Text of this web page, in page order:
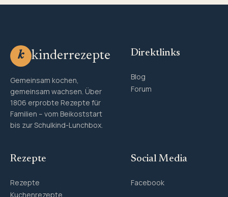
k kinderrezepte
Gemeinsam kochen,
gemeinsam wachsen. Über
1806 erprobte Rezepte für
Familien – vom Beikoststart
bis zur Schulkind-Lunchbox.
Direktlinks
Blog
Forum
Rezepte
Rezepte
Kuchenrezepte
Social Media
Facebook